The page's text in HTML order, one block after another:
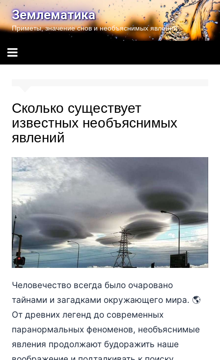
Перейти
содержимому
Землематика
Приметы, значение снов и необъяснимых явлений
Сколько существует
известных необъяснимых
явлений
Человечество всегда было очаровано
тайнами и загадками окружающего мира. 🌎
От древних легенд до современных
паранормальных феноменов, необъяснимые
явления продолжают будоражить наше